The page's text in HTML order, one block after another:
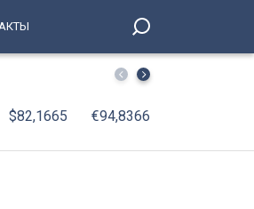
до «Скворца»: 75 лет исполняется
$82,1665 €94,8366